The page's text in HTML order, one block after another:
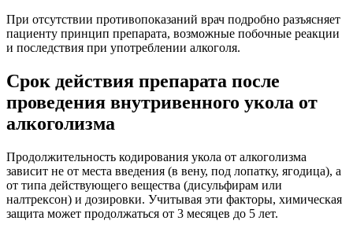
При отсутствии противопоказаний врач подробно разъясняет
пациенту принцип препарата, возможные побочные реакции
и последствия при употреблении алкоголя.
Срок действия препарата после
проведения внутривенного укола от
алкоголизма
Продолжительность кодирования укола от алкоголизма
зависит не от места введения (в вену, под лопатку, ягодица), а
от типа действующего вещества (дисульфирам или
налтрексон) и дозировки. Учитывая эти факторы, химическая
защита может продолжаться от 3 месяцев до 5 лет.